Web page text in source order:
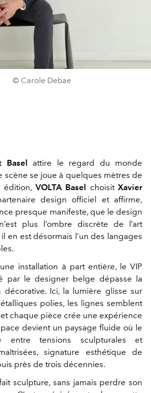
© Carole Debae
Basel
attire le regard du monde
scène se joue à quelques mètres de
édition, VOLTA Basel choisit Xavier
design officiel et affirme,
presque manifeste, que le design
plus l’ombre discrète de l’art
en est désormais l’un des langages
installation à part entière, le VIP
par le designer belge dépasse la
décorative. Ici, la lumière glisse sur
polies, les lignes semblent
chaque pièce crée une expérience
devient un paysage fluide où le
entre tensions sculpturales et
signature esthétique de
près de trois décennies.
sculpture, sans jamais perdre son